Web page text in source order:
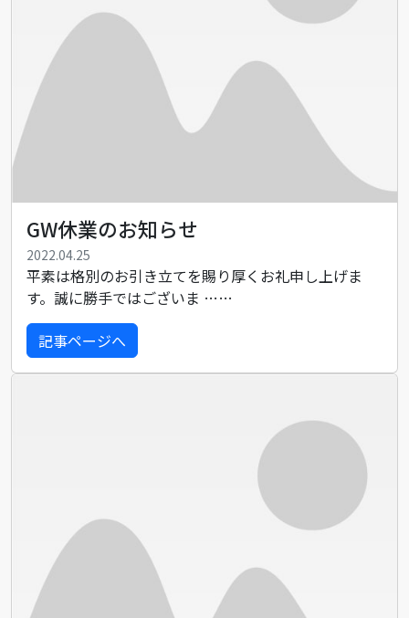
GW休業のお知らせ
2022.04.25
平素は格別のお引き立てを賜り厚くお礼申し上げま
す。誠に勝手ではございま ……
記事ページへ